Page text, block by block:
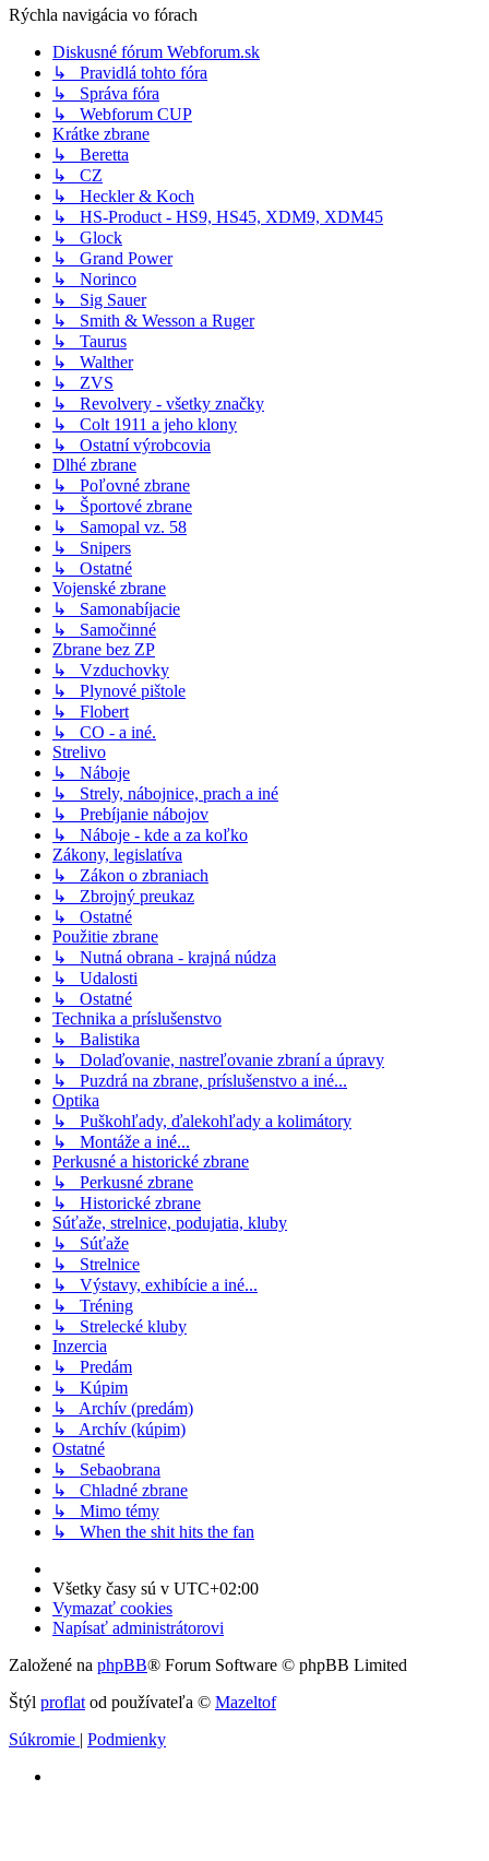
Rýchla navigácia vo fórach
Diskusné fórum Webforum.sk
↳ Pravidlá tohto fóra
↳ Správa fóra
↳ Webforum CUP
Krátke zbrane
↳ Beretta
↳ CZ
↳ Heckler & Koch
↳ HS-Product - HS9, HS45, XDM9, XDM45
↳ Glock
↳ Grand Power
↳ Norinco
↳ Sig Sauer
↳ Smith & Wesson a Ruger
↳ Taurus
↳ Walther
↳ ZVS
↳ Revolvery - všetky značky
↳ Colt 1911 a jeho klony
↳ Ostatní výrobcovia
Dlhé zbrane
↳ Poľovné zbrane
↳ Športové zbrane
↳ Samopal vz. 58
↳ Snipers
↳ Ostatné
Vojenské zbrane
↳ Samonabíjacie
↳ Samočinné
Zbrane bez ZP
↳ Vzduchovky
↳ Plynové pištole
↳ Flobert
↳ CO - a iné.
Strelivo
↳ Náboje
↳ Strely, nábojnice, prach a iné
↳ Prebíjanie nábojov
↳ Náboje - kde a za koľko
Zákony, legislatíva
↳ Zákon o zbraniach
↳ Zbrojný preukaz
↳ Ostatné
Použitie zbrane
↳ Nutná obrana - krajná núdza
↳ Udalosti
↳ Ostatné
Technika a príslušenstvo
↳ Balistika
↳ Dolaďovanie, nastreľovanie zbraní a úpravy
↳ Puzdrá na zbrane, príslušenstvo a iné...
Optika
↳ Puškohľady, ďalekohľady a kolimátory
↳ Montáže a iné...
Perkusné a historické zbrane
↳ Perkusné zbrane
↳ Historické zbrane
Súťaže, strelnice, podujatia, kluby
↳ Súťaže
↳ Strelnice
↳ Výstavy, exhibície a iné...
↳ Tréning
↳ Strelecké kluby
Inzercia
↳ Predám
↳ Kúpim
↳ Archív (predám)
↳ Archív (kúpim)
Ostatné
↳ Sebaobrana
↳ Chladné zbrane
↳ Mimo témy
↳ When the shit hits the fan
Všetky časy sú v UTC+02:00
Vymazať cookies
Napísať administrátorovi
Založené na phpBB® Forum Software © phpBB Limited
Štýl proflatod používateľa © Mazeltof
Súkromie | Podmienky